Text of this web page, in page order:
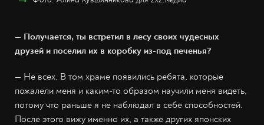
— Получается, ты встретил в лесу своих чудесных
друзей и поселил их в коробку из-под печенья?
— Не всех. В том храме появились ребята, которые
пожалели меня и каким-то образом научили меня видеть,
потому что раньше я не наблюдал в себе способностей.
После этого вижу именно их, а также других японских